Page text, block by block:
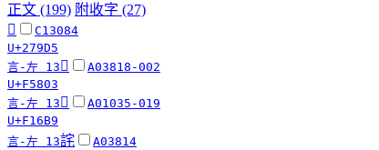
正文 (199) 附收字 (27)
𧧕
C13084
U+279D5
言-左 13 󵠃
A03818-002
U+F5803
言-左 13 󱚹
A01035-019
U+F16B9
言-左 13詫
A03814